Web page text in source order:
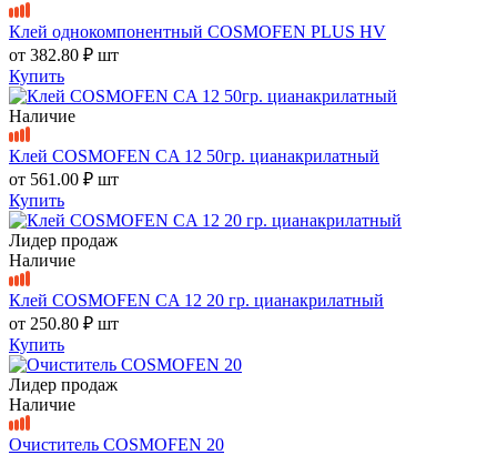
Клей однокомпонентный COSMOFEN PLUS HV
от 382.80 ₽ шт
Купить
Наличие
Клей COSMOFEN CA 12 50гр. цианакрилатный
от 561.00 ₽ шт
Купить
Лидер продаж
Наличие
Клей COSMOFEN CA 12 20 гр. цианакрилатный
от 250.80 ₽ шт
Купить
Лидер продаж
Наличие
Очиститель COSMOFEN 20